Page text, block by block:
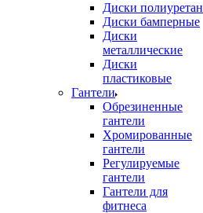
Диски полиуретан
Диски бамперные
Диски
металлические
Диски
пластиковые
Гантели
Обрезиненные
гантели
Хромированные
гантели
Регулируемые
гантели
Гантели для
фитнеса